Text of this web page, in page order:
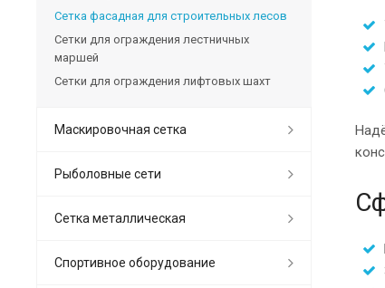
Сетка фасадная для строительных лесов
Сетки для ограждения лестничных
маршей
Сетки для ограждения лифтовых шахт
Маскировочная сетка
Рыболовные сети
Сетка металлическая
Спортивное оборудование